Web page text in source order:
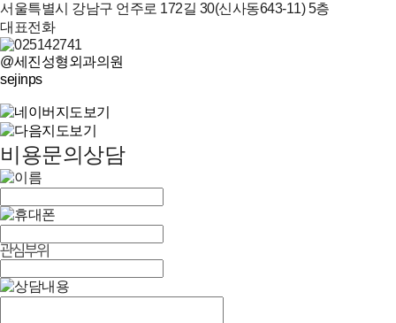
서울특별시 강남구 언주로 172길 30(신사동643-11) 5층
대표전화
@세진성형외과의원
sejinps
비용문의상담